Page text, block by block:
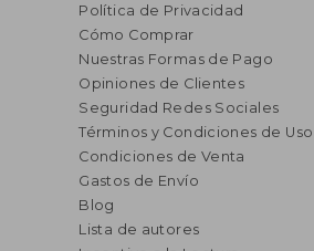
Política de Privacidad
Cómo Comprar
Nuestras Formas de Pago
Opiniones de Clientes
Seguridad Redes Sociales
Términos y Condiciones de Uso
Condiciones de Venta
Gastos de Envío
Blog
Lista de autores